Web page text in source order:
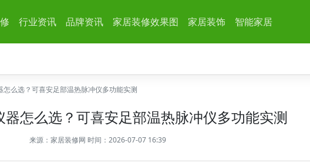
行业资讯 品牌资讯 家居装修效果图 家居装饰 智能家居
怎么选？可喜安足部温热脉冲仪多功能实测
器怎么选？可喜安足部温热脉冲仪多功能实测
来源： 家居装修网 时间：2026-07-07 16:39